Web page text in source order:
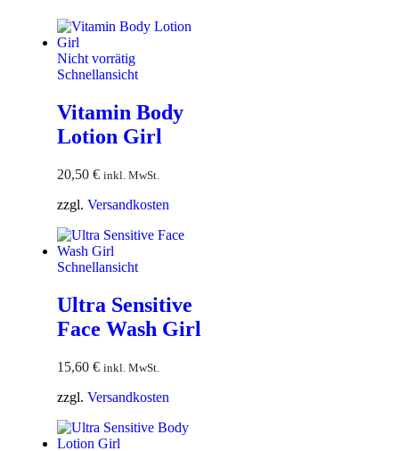
Nicht vorrätig
Schnellansicht
Vitamin Body
Lotion Girl
20,50 € inkl. MwSt.
zzgl. Versandkosten
Schnellansicht
Ultra Sensitive
Face Wash Girl
15,60 € inkl. MwSt.
zzgl. Versandkosten